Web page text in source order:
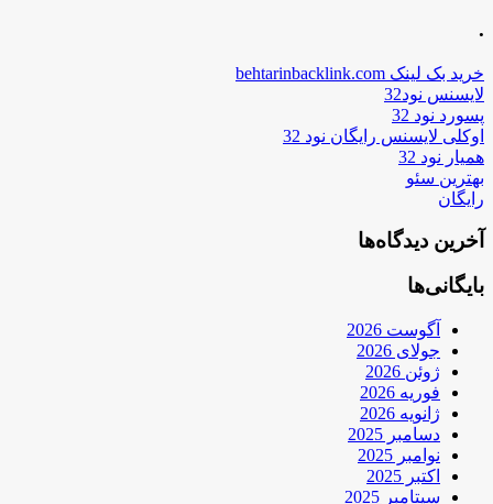
.
خرید بک لینک behtarinbacklink.com
لایسنس نود32
پسورد نود 32
اوکلی لایسنس رایگان نود 32
همیار نود 32
بهترین سئو
رایگان
آخرین دیدگاه‌ها
بایگانی‌ها
آگوست 2026
جولای 2026
ژوئن 2026
فوریه 2026
ژانویه 2026
دسامبر 2025
نوامبر 2025
اکتبر 2025
سپتامبر 2025